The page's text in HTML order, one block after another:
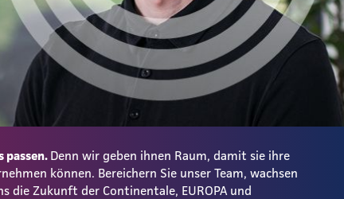
passen.Denn wir geben ihnen Raum, damit sie ihre
können. Bereichern Sie unser Team, wachsen
die Zukunft der Continentale, EUROPA und